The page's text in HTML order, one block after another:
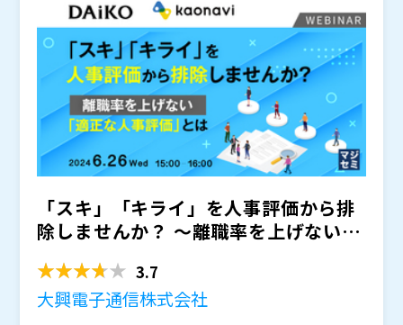
ちろん、運用方法や導入事例、経営者や管理職の方が得
られるメリットをわかりやすく解説いたします。 在宅
勤務などテレワークを導入している、または導入を検討
している企業の経営者様や管理部門の方に特におすすめ
の内容です。
「スキ」「キライ」を人事評価から排
除しませんか？ ～離職率を上げない
3.7
大興電子通信株式会社